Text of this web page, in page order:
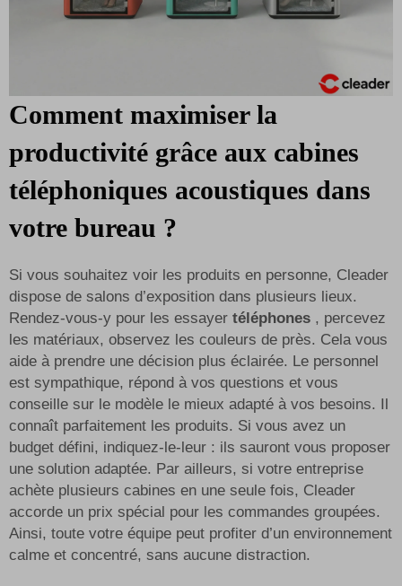
Comment maximiser la
productivité grâce aux cabines
téléphoniques acoustiques dans
votre bureau ?
Si vous souhaitez voir les produits en personne, Cleader
dispose de salons d’exposition dans plusieurs lieux.
Rendez-vous-y pour les essayer téléphones , percevez
les matériaux, observez les couleurs de près. Cela vous
aide à prendre une décision plus éclairée. Le personnel
est sympathique, répond à vos questions et vous
conseille sur le modèle le mieux adapté à vos besoins. Il
connaît parfaitement les produits. Si vous avez un
budget défini, indiquez-le-leur : ils sauront vous proposer
une solution adaptée. Par ailleurs, si votre entreprise
achète plusieurs cabines en une seule fois, Cleader
accorde un prix spécial pour les commandes groupées.
Ainsi, toute votre équipe peut profiter d’un environnement
calme et concentré, sans aucune distraction.